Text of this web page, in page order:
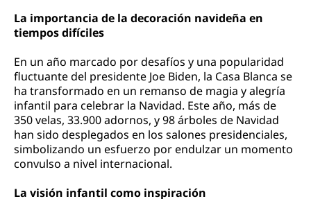
La importancia de la decoración navideña en
tiempos difíciles
En un año marcado por desafíos y una popularidad
fluctuante del presidente Joe Biden, la Casa Blanca se
ha transformado en un remanso de magia y alegría
infantil para celebrar la Navidad. Este año, más de
350 velas, 33.900 adornos, y 98 árboles de Navidad
han sido desplegados en los salones presidenciales,
simbolizando un esfuerzo por endulzar un momento
convulso a nivel internacional.
La visión infantil como inspiración